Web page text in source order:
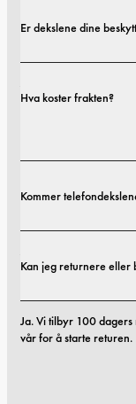
Er dekslene dine
som spenner fra
Hva koster frakten?
finner alle detaljer i vår
Kommer
materialer eller
Kan jeg returnere eller
Ja. Vi tilbyr 100
vår for å starte returen.